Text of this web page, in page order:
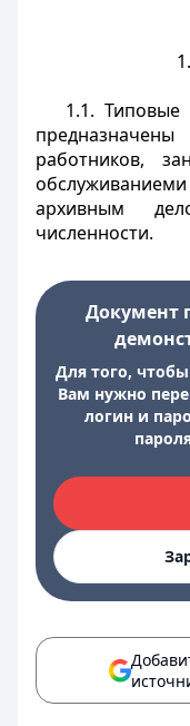
1.1.
работников,
архивным
численности.
Документ
Для того,
Вам нужно
логин и